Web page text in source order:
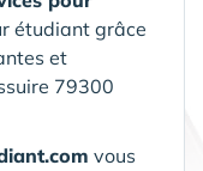
étudiant grâce
et
79300
vous